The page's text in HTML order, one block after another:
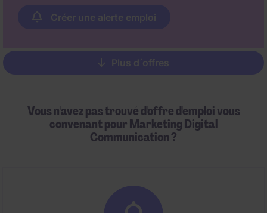
Créer une alerte emploi
Pagination
Plus d´offres
Vous n'avez pas trouvé d'offre d'emploi vous
convenant pour Marketing Digital
Communication ?